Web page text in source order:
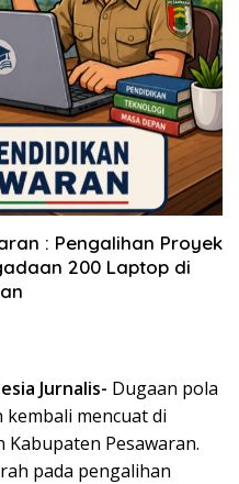
: Pengalihan Proyek
200 Laptop di
Jurnalis- Dugaan pola
mencuat di
Pesawaran.
pada pengalihan